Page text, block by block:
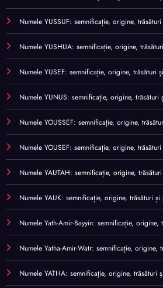
Numele YUSSUF: semnificație, origine,
Numele YUSHUA: semnificație, origine,
Numele YUSEF: semnificație, origine, trăsături
Numele YUNUS: semnificație, origine, trăsături
Numele YOUSSEF: semnificație, origine,
Numele YOUSEF: semnificație, origine,
Numele YAUTAH: semnificație, origine,
Numele YAUK: semnificație, origine, trăsături și
Numele Yath-Amir-Bayyin: semnificație,
Numele Yatha-Amir-Watr: semnificație, origine,
Numele YATHA: semnificație, origine, trăsături